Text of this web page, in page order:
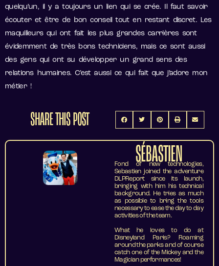
quelqu’un, il y a toujours un lien qui se crée. Il faut savoir
écouter et être de bon conseil tout en restant discret. Les
maquilleurs qui ont fait les plus grandes carrières sont
évidemment de très bons techniciens, mais ce sont aussi
des gens qui ont su développer un grand sens des
relations humaines. C’est aussi ce qui fait que j’adore mon
métier !
SHARE THIS POST
SÉBASTIEN
Fond of new technologies,
Sebastien joined the adventure
DLPReport since its launch,
bringing with him his technical
background. He tries as much
as possible to bring the tools
necessary to ease the day to day
activities of the team.
What he loves to do at
Disneyland Paris? Roaming
around the parks and of course
catch one of the Mickey and the
Magician performances!